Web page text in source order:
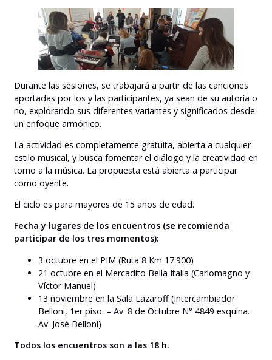
Durante las sesiones, se trabajará a partir de las canciones
aportadas por los y las participantes, ya sean de su autoría o
no, explorando sus diferentes variantes y significados desde
un enfoque armónico.
La actividad es completamente gratuita, abierta a cualquier
estilo musical, y busca fomentar el diálogo y la creatividad en
torno a la música. La propuesta está abierta a participar
como oyente.
El ciclo es para mayores de 15 años de edad.
Fecha y lugares de los encuentros (se recomienda
participar de los tres momentos):
3 octubre en el PIM (Ruta 8 Km 17.900)
21 octubre en el Mercadito Bella Italia (Carlomagno y
Víctor Manuel)
13 noviembre en la Sala Lazaroff (Intercambiador
Belloni, 1er piso. – Av. 8 de Octubre N° 4849 esquina.
Av. José Belloni)
Todos los encuentros son a las 18 h.